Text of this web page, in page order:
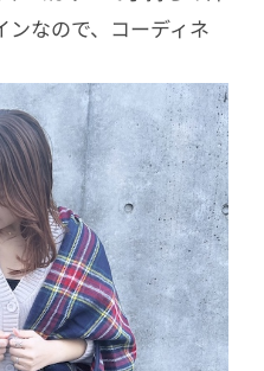
なので、コーディネ